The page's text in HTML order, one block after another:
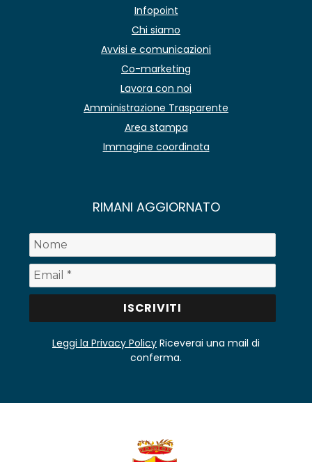
Infopoint
Chi siamo
Avvisi e comunicazioni
Co-marketing
Lavora con noi
Amministrazione Trasparente
Area stampa
Immagine coordinata
RIMANI AGGIORNATO
Leggi la Privacy Policy Riceverai una mail di
conferma.